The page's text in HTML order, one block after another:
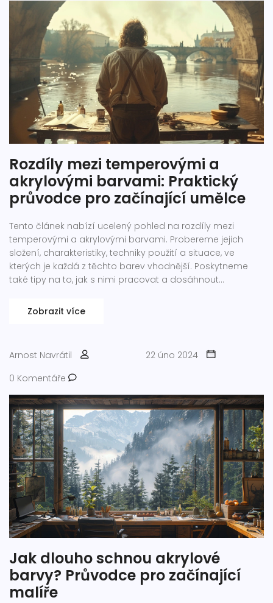
Rozdíly mezi temperovými a
akrylovými barvami: Praktický
průvodce pro začínající umělce
Tento článek nabízí ucelený pohled na rozdíly mezi
temperovými a akrylovými barvami. Probereme jejich
složení, charakteristiky, techniky použití a situace, ve
kterých je každá z těchto barev vhodnější. Poskytneme
také tipy na to, jak s nimi pracovat a dosáhnout
se pro vás stane preferovanou volbou pro vaše umělecké
Zobrazit více
Arnost Navrátil
22 úno 2024
0 Komentáře
Jak dlouho schnou akrylové
barvy? Průvodce pro začínající
malíře